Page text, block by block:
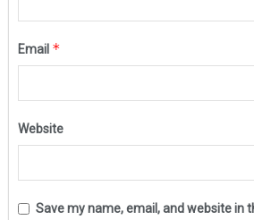
Email *
Website
Save my name, email, and website in